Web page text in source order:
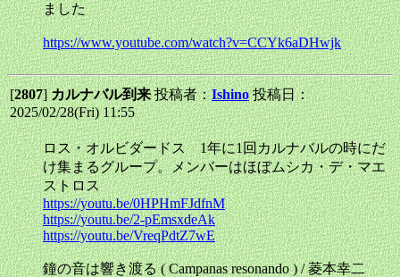
ました
https://www.youtube.com/watch?v=CCYk6aDHwjk
[2807]カルナバル到来投稿者：Ishino 投稿日：
2025/02/28(Fri) 11:55
ロス・オルビダードス 1年に1回カルナバルの時にだ
け集まるグループ。メンバーはほぼムシカ・デ・マエ
ストロス
https://youtu.be/0HPHmFJdfnM
https://youtu.be/2-pEmsxdeAk
https://youtu.be/VreqPdtZ7wE
鐘の音は響き渡る ( Campanas resonando ) / 菱本幸二